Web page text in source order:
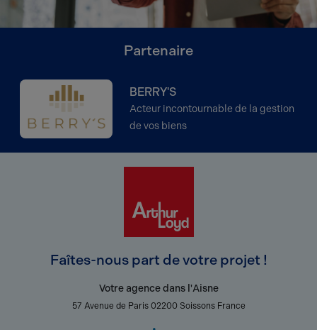
Partenaire
BERRY'S
Acteur incontournable de la gestion
de vos biens
Faîtes-nous part de votre projet !
Votre agence dans l'Aisne
57 Avenue de Paris 02200 Soissons France